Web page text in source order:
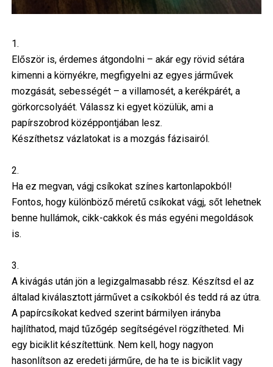
1.
Először is, érdemes átgondolni – akár egy rövid sétára
kimenni a környékre, megfigyelni az egyes járművek
mozgását, sebességét – a villamosét, a kerékpárét, a
görkorcsolyáét. Válassz ki egyet közülük, ami a
papírszobrod középpontjában lesz.
Készíthetsz vázlatokat is a mozgás fázisairól.
2.
Ha ez megvan, vágj csíkokat színes kartonlapokból!
Fontos, hogy különböző méretű csíkokat vágj, sőt lehetnek
benne hullámok, cikk-cakkok és más egyéni megoldások
is.
3.
A kivágás után jön a legizgalmasabb rész. Készítsd el az
általad kiválasztott járművet a csíkokból és tedd rá az útra.
A papírcsíkokat kedved szerint bármilyen irányba
hajlíthatod, majd tűzőgép segítségével rögzítheted. Mi
egy biciklit készítettünk. Nem kell, hogy nagyon
hasonlítson az eredeti járműre, de ha te is biciklit vagy